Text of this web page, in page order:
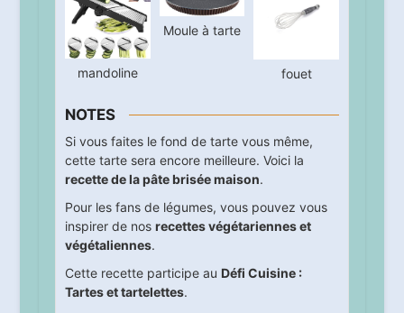
mandoline
Moule à tarte
fouet
NOTES
Si vous faites le fond de tarte vous même,
cette tarte sera encore meilleure. Voici la
recette de la pâte brisée maison.
Pour les fans de légumes, vous pouvez vous
inspirer de nos recettes végétariennes et
végétaliennes.
Cette recette participe au Défi Cuisine :
Tartes et tartelettes.